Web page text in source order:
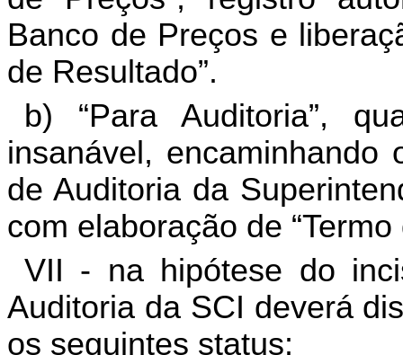
Banco de Preços e
de Resultado”.
b) “Para Auditoria”,
insanável, encaminhando
de Auditoria da
com elaboração de
VII - na hipótese do
Auditoria da SCI deverá
os seguintes status: